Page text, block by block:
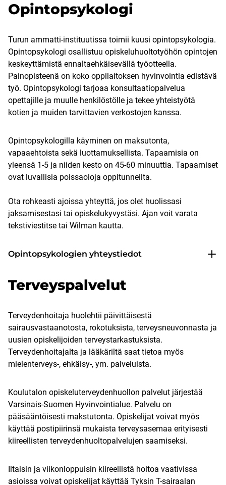
Opintopsykologi
Turun ammatti-instituutissa toimii kuusi opintopsykologia.
Opintopsykologi osallistuu opiskeluhuoltotyöhön opintojen
keskeyttämistä ennaltaehkäisevällä työotteella.
Painopisteenä on koko oppilaitoksen hyvinvointia edistävä
työ. Opintopsykologi tarjoaa konsultaatiopalvelua
opettajille ja muulle henkilöstölle ja tekee yhteistyötä
kotien ja muiden tarvittavien verkostojen kanssa.
Opintopsykologilla käyminen on maksutonta,
vapaaehtoista sekä luottamuksellista. Tapaamisia on
yleensä 1-5 ja niiden kesto on 45-60 minuuttia. Tapaamiset
ovat luvallisia poissaoloja oppitunneilta.
Ota rohkeasti ajoissa yhteyttä, jos olet huolissasi
jaksamisestasi tai opiskelukyvystäsi. Ajan voit varata
tekstiviestitse tai Wilman kautta.
Opintopsykologien yhteystiedot
Terveyspalvelut
Terveydenhoitaja huolehtii päivittäisestä
sairausvastaanotosta, rokotuksista, terveysneuvonnasta ja
uusien opiskelijoiden terveystarkastuksista.
Terveydenhoitajalta ja lääkäriltä saat tietoa myös
mielenterveys-, ehkäisy-, ym. palveluista.
Koulutalon opiskeluterveydenhuollon palvelut järjestää
Varsinais-Suomen Hyvinvointialue. Palvelu on
pääsääntöisesti makstutonta. Opiskelijat voivat myös
käyttää postipiirinsä mukaista terveysasemaa erityisesti
kiireellisten terveydenhuoltopalvelujen saamiseksi.
Iltaisin ja viikonloppuisin kiireellistä hoitoa vaativissa
asioissa voivat opiskelijat käyttää Tyksin T-sairaalan